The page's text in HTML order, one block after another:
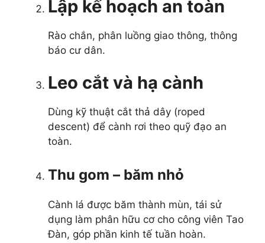
Lập kế hoạch an toàn
Rào chắn, phân luồng giao thông, thông
báo cư dân.
Leo cắt và hạ cành
Dùng kỹ thuật cắt thả dây (roped
descent) để cành rơi theo quỹ đạo an
toàn.
Thu gom – băm nhỏ
Cành lá được băm thành mùn, tái sử
dụng làm phân hữu cơ cho công viên Tao
Đàn, góp phần kinh tế tuần hoàn.